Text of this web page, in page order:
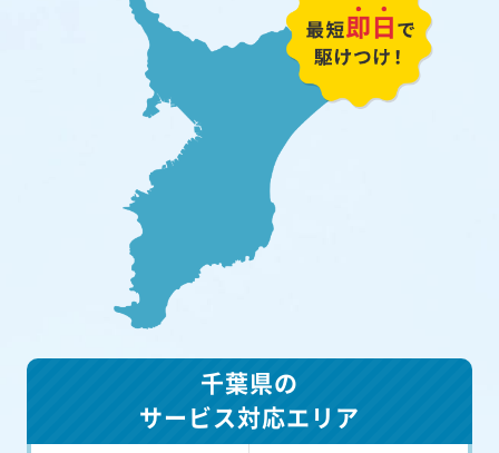
千葉県の
サービス対応エリア